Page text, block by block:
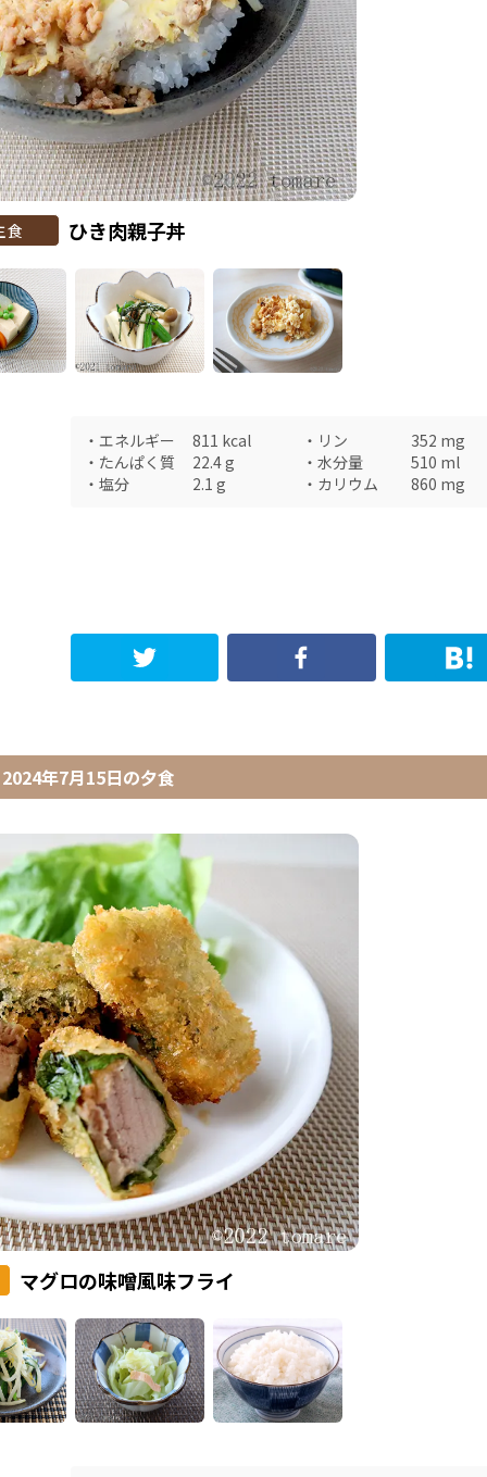
食 ひき肉親子丼
・ エネルギー 811 kcal ・ リン 352 mg
・ たんぱく質 22.4g ・ 水分量 510 ml
・ 塩分 2.1 g ・ カリウム 860 mg
2024年7月15日の夕食
マグロの味噌風味フライ